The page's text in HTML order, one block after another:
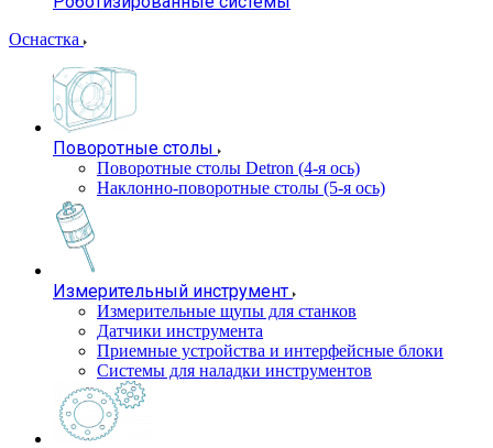
Оснастка
Поворотные столы
Поворотные столы Detron (4-я ось)
Наклонно-поворотные столы (5-я ось)
Измерительный инструмент
Измерительные щупы для станков
Датчики инструмента
Приемные устройства и интерфейсные блоки
Системы для наладки инструментов